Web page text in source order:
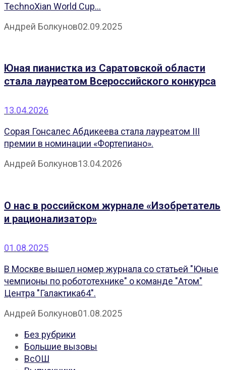
TechnoXian World Cup...
Андрей Болкунов02.09.2025
Юная пианистка из Саратовской области
стала лауреатом Всероссийского конкурса
13.04.2026
Сорая Гонсалес Абдикеева стала лауреатом III
премии в номинации «Фортепиано».
Андрей Болкунов13.04.2026
О нас в российском журнале «Изобретатель
и рационализатор»
01.08.2025
В Москве вышел номер журнала со статьей "Юные
чемпионы по робототехнике" о команде "Атом"
Центра "Галактика64".
Андрей Болкунов01.08.2025
Без рубрики
Большие вызовы
ВсОШ